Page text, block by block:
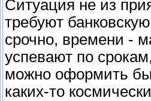
Ситуация не из
требуют
срочно, времени -
успевают по
можно оформить
каких-то